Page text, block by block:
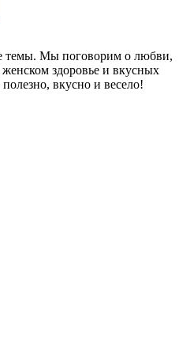
темы. Мы поговорим о любви,
здоровье и вкусных
вкусно и весело!